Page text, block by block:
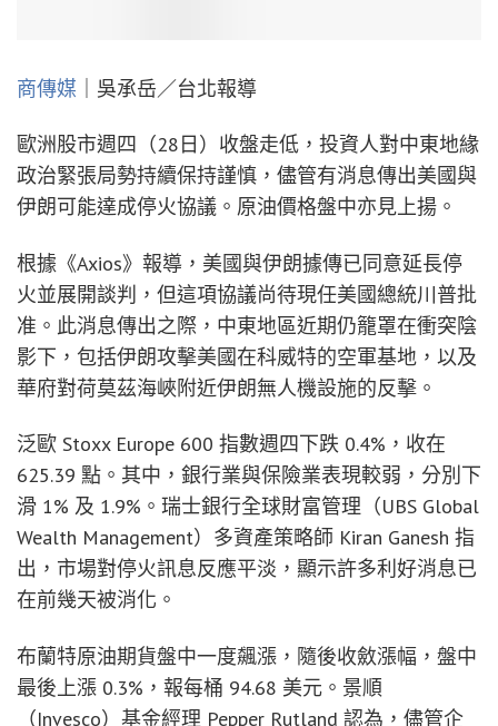
商傳媒 ｜吳承岳／台北報導
歐洲股市週四（28日）收盤走低，投資人對中東地緣
政治緊張局勢持續保持謹慎，儘管有消息傳出美國與
伊朗可能達成停火協議。原油價格盤中亦見上揚。
根據《Axios》報導，美國與伊朗據傳已同意延長停
火並展開談判，但這項協議尚待現任美國總統川普批
准。此消息傳出之際，中東地區近期仍籠罩在衝突陰
影下，包括伊朗攻擊美國在科威特的空軍基地，以及
華府對荷莫茲海峽附近伊朗無人機設施的反擊。
泛歐 Stoxx Europe 600 指數週四下跌 0.4%，收在
625.39 點。其中，銀行業與保險業表現較弱，分別下
滑 1% 及 1.9%。瑞士銀行全球財富管理（UBS Global
Wealth Management）多資產策略師 Kiran Ganesh 指
出，市場對停火訊息反應平淡，顯示許多利好消息已
在前幾天被消化。
布蘭特原油期貨盤中一度飆漲，隨後收斂漲幅，盤中
最後上漲 0.3%，報每桶 94.68 美元。景順
（Invesco）基金經理 Pepper Rutland 認為，儘管企